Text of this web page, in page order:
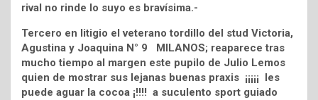
rival no rinde lo suyo es bravísima.-
Tercero en litigio el veterano tordillo del stud Victoria,
Agustina y Joaquina N° 9 MILANOS; reaparece tras
mucho tiempo al margen este pupilo de Julio Lemos
quien de mostrar sus lejanas buenas praxis ¡¡¡¡¡ les
puede aguar la cocoa ¡!!!! a suculento sport guiado